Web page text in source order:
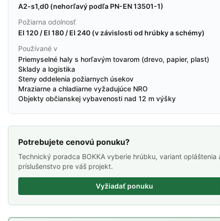
A2-s1,d0 (nehorľavý podľa PN-EN 13501-1)
Požiarna odolnosť
EI 120 / EI 180 / EI 240 (v závislosti od hrúbky a schémy)
Používané v
Priemyselné haly s horľavým tovarom (drevo, papier, plast)
Sklady a logistika
Steny oddelenia požiarnych úsekov
Mraziarne a chladiarne vyžadujúce NRO
Objekty občianskej vybavenosti nad 12 m výšky
Potrebujete cenovú ponuku?
Technický poradca BOKKA vyberie hrúbku, variant opláštenia
príslušenstvo pre váš projekt.
Vyžiadať ponuku